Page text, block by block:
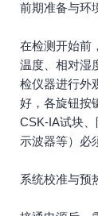
前期准备与环
在检测开始前
温度、相对湿
检仪器进行外
好，各旋钮按
CSK-IA试块、
示波器等）必
系统校准与预